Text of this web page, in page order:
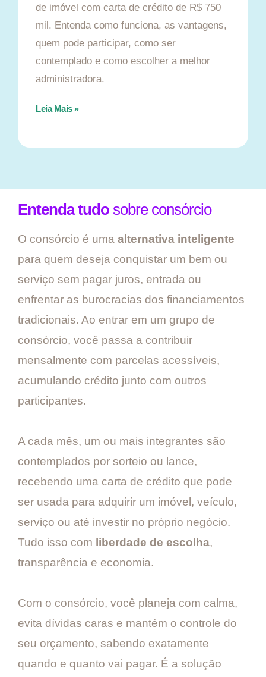
de imóvel com carta de crédito de R$ 750
mil. Entenda como funciona, as vantagens,
quem pode participar, como ser
contemplado e como escolher a melhor
administradora.
Leia Mais »
Entenda tudo sobre consórcio
O consórcio é uma alternativa inteligente
para quem deseja conquistar um bem ou
serviço sem pagar juros, entrada ou
enfrentar as burocracias dos financiamentos
tradicionais. Ao entrar em um grupo de
consórcio, você passa a contribuir
mensalmente com parcelas acessíveis,
acumulando crédito junto com outros
participantes.
A cada mês, um ou mais integrantes são
contemplados por sorteio ou lance,
recebendo uma carta de crédito que pode
ser usada para adquirir um imóvel, veículo,
serviço ou até investir no próprio negócio.
Tudo isso com liberdade de escolha,
transparência e economia.
Com o consórcio, você planeja com calma,
evita dívidas caras e mantém o controle do
seu orçamento, sabendo exatamente
quando e quanto vai pagar. É a solução